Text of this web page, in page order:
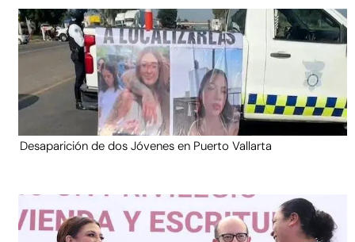
Desaparición de dos Jóvenes en Puerto Vallarta